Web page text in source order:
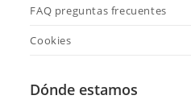
FAQ preguntas frecuentes
Cookies
Dónde estamos